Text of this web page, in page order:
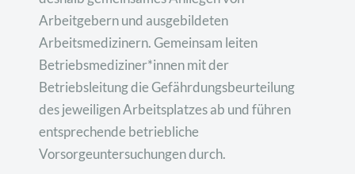
Arbeitgebern und ausgebildeten
Arbeitsmedizinern. Gemeinsam leiten
Betriebsmediziner*innen mit der
Betriebsleitung die Gefährdungsbeurteilung
des jeweiligen Arbeitsplatzes ab und führen
entsprechende betriebliche
Vorsorgeuntersuchungen durch.